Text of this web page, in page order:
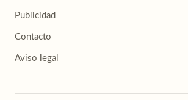
Publicidad
Contacto
Aviso legal